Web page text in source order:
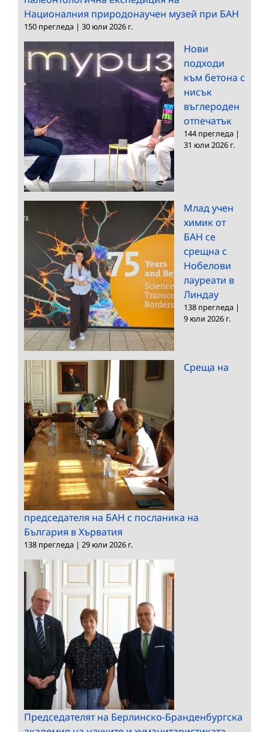
Националния природонаучен музей при БАН
150 прегледа | 30 юли 2026 г.
Нови
подходи
към бетона с
нисък
въглероден
отпечатък
144 прегледа |
31 юли 2026 г.
Млад учен
химик от
БАН се
срещна с
Нобелови
лауреати в
Линдау
138 прегледа |
9 юли 2026 г.
Среща на
председателя на БАН с посланика на
България в Хърватия
138 прегледа | 29 юли 2026 г.
Председателят на Берлинско-Бранденбургска